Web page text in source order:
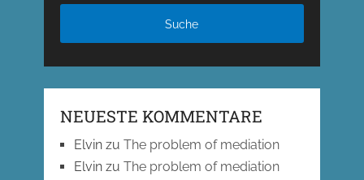
NEUESTE KOMMENTARE
Elvinzu The problem of mediation
Elvinzu The problem of mediation